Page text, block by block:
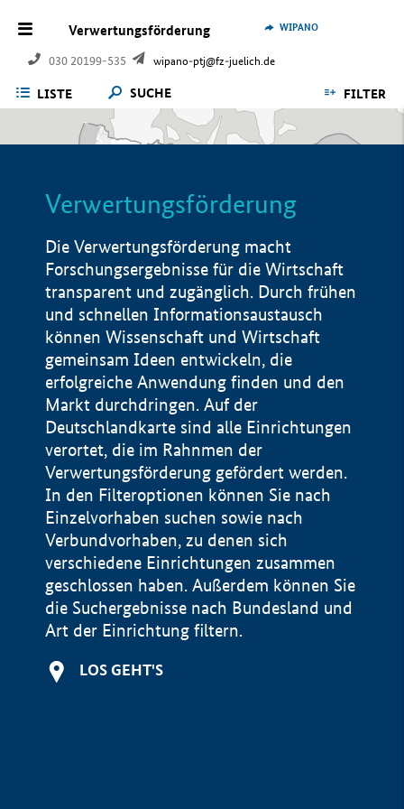
Verwertungsförderung
030 20199-535 wipano-ptj@fz-juelich.de
WIPANO
LISTE SUCHE FILTER
Verwertungsförderung
Die Verwertungsförderung macht
Forschungsergebnisse für die Wirtschaft
transparent und zugänglich. Durch frühen
und schnellen Informationsaustausch
können Wissenschaft und Wirtschaft
gemeinsam Ideen entwickeln, die
erfolgreiche Anwendung finden und den
Markt durchdringen. Auf der
Deutschlandkarte sind alle Einrichtungen
verortet, die im Rahnmen der
Verwertungsförderung gefördert werden.
In den Filteroptionen können Sie nach
Einzelvorhaben suchen sowie nach
Verbundvorhaben, zu denen sich
verschiedene Einrichtungen zusammen
geschlossen haben. Außerdem können Sie
die Suchergebnisse nach Bundesland und
Art der Einrichtung filtern.
LOS GEHT'S